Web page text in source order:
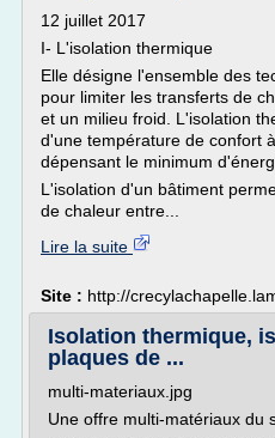
12 juillet 2017
I- L'isolation thermique
Elle désigne l'ensemble des
pour limiter les transferts de
et un milieu froid. L'isolation
d'une température de confort
dépensant le minimum
L'isolation d'un bâtiment
de chaleur entre...
Lire la suite
Site : http://
Isolation thermique,
plaques de ...
multi-materiaux.jpg
Une offre multi-matériaux du